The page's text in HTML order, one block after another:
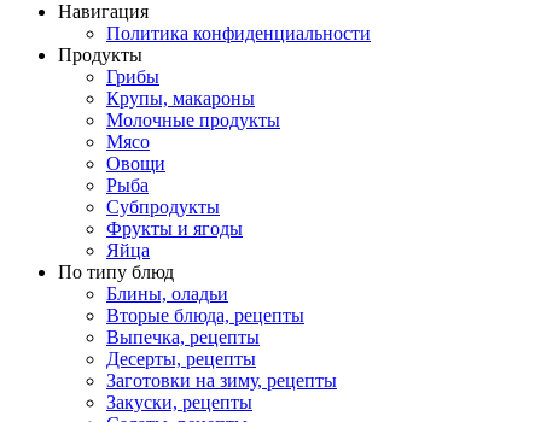
Навигация
Политика конфиденциальности
Продукты
Грибы
Крупы, макароны
Молочные продукты
Мясо
Овощи
Рыба
Субпродукты
Фрукты и ягоды
Яйца
По типу блюд
Блины, оладьи
Вторые блюда, рецепты
Выпечка, рецепты
Десерты, рецепты
Заготовки на зиму, рецепты
Закуски, рецепты